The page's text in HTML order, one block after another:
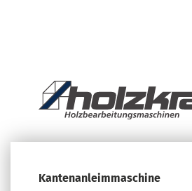
Kantenanleimmaschine